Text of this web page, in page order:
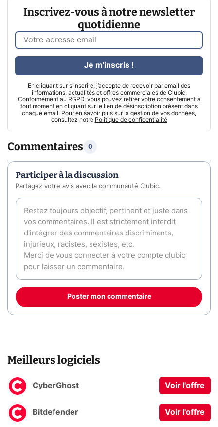
Inscrivez-vous à notre newsletter
quotidienne
En cliquant sur s'inscrire, j’accepte de recevoir par email des
informations, actualités et offres commerciales de Clubic.
Conformément au RGPD, vous pouvez retirer votre consentement à
tout moment en cliquant sur le lien de désinscription présent dans
chaque email. Pour en savoir plus sur la gestion de vos données,
consultez notre Politique de confidentialité
Je m'inscris !
Commentaires 0
Participer à la discussion
Partagez votre avis avec la communauté Clubic.
Poster mon commentaire
Meilleurs logiciels
CyberGhost Voir l'offre
Bitdefender Voir l'offre